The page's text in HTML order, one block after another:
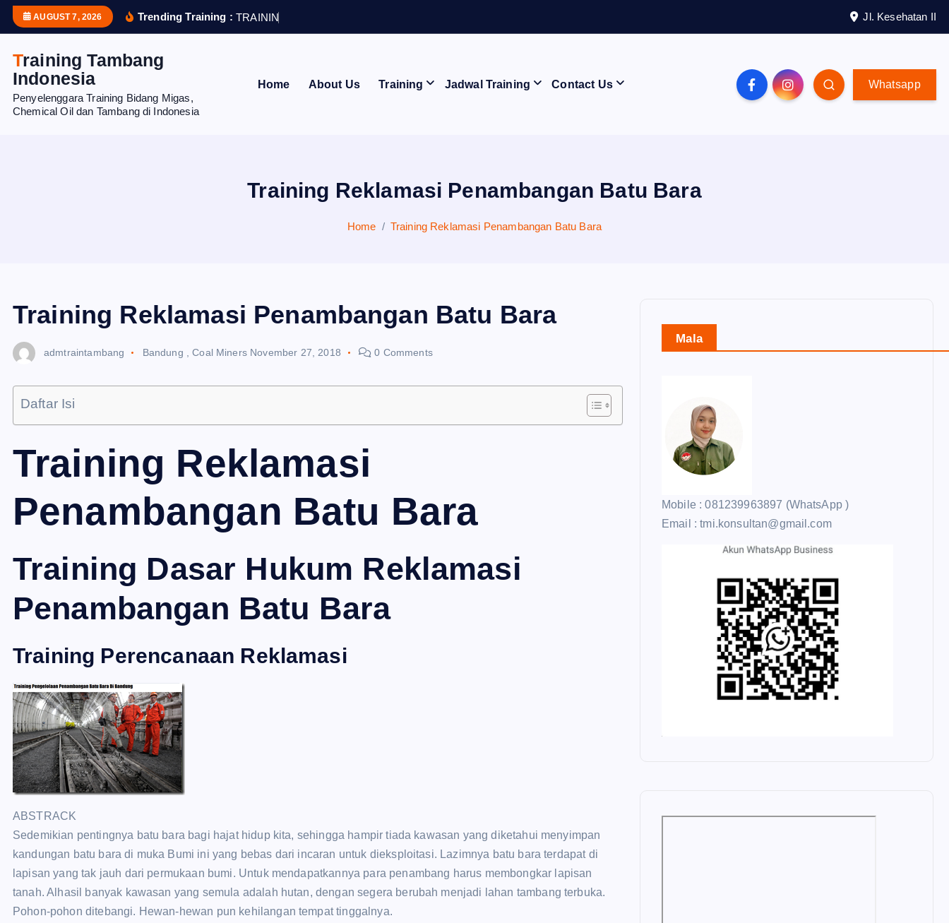
AUGUST 7, 2026 Trending Training : TRAININ Jl. Kesehatan II
Training Tambang
Indonesia
Penyelenggara Training Bidang Migas,
Chemical Oil dan Tambang di Indonesia
Home About Us Training Jadwal Training Contact Us Whatsapp
Training Reklamasi Penambangan Batu Bara
Home Training Reklamasi Penambangan Batu Bara
Training Reklamasi Penambangan Batu Bara
admtraintambang Bandung ,Coal Miners November 27, 2018 0 Comments
Daftar Isi
Training Reklamasi
Penambangan Batu Bara
Training Dasar Hukum Reklamasi
Penambangan Batu Bara
Training Perencanaan Reklamasi
ABSTRACK
Sedemikian pentingnya batu bara bagi hajat hidup kita, sehingga hampir tiada kawasan yang diketahui menyimpan
kandungan batu bara di muka Bumi ini yang bebas dari incaran untuk dieksploitasi. Lazimnya batu bara terdapat di
lapisan yang tak jauh dari permukaan bumi. Untuk mendapatkannya para penambang harus membongkar lapisan
tanah. Alhasil banyak kawasan yang semula adalah hutan, dengan segera berubah menjadi lahan tambang terbuka.
Pohon-pohon ditebangi. Hewan-hewan pun kehilangan tempat tinggalnya.
Mala
Mobile : 081239963897 (WhatsApp )
Email : tmi.konsultan@gmail.com